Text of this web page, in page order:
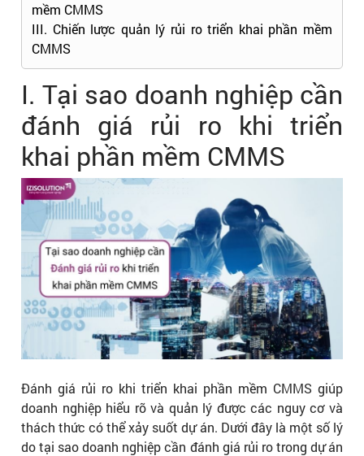
mềm CMMS
III. Chiến lược quản lý rủi ro triển khai phần mềm
CMMS
I. Tại sao doanh nghiệp cần
đánh giá rủi ro khi triển
khai phần mềm CMMS
Đánh giá rủi ro khi triển khai phần mềm CMMS giúp
doanh nghiệp hiểu rõ và quản lý được các nguy cơ và
thách thức có thể xảy suốt dự án. Dưới đây là một số lý
do tại sao doanh nghiệp cần đánh giá rủi ro trong dự án